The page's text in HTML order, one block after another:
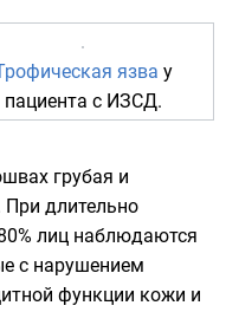
язва у
пациента с ИЗСД.
грубая и
При длительно
лиц наблюдаются
с нарушением
функции кожи и